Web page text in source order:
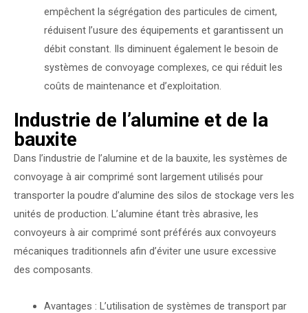
empêchent la ségrégation des particules de ciment,
réduisent l’usure des équipements et garantissent un
débit constant. Ils diminuent également le besoin de
systèmes de convoyage complexes, ce qui réduit les
coûts de maintenance et d’exploitation.
Industrie de l’alumine et de la
bauxite
Dans l’industrie de l’alumine et de la bauxite, les systèmes de
convoyage à air comprimé sont largement utilisés pour
transporter la poudre d’alumine des silos de stockage vers les
unités de production. L’alumine étant très abrasive, les
convoyeurs à air comprimé sont préférés aux convoyeurs
mécaniques traditionnels afin d’éviter une usure excessive
des composants.
Avantages : L’utilisation de systèmes de transport par